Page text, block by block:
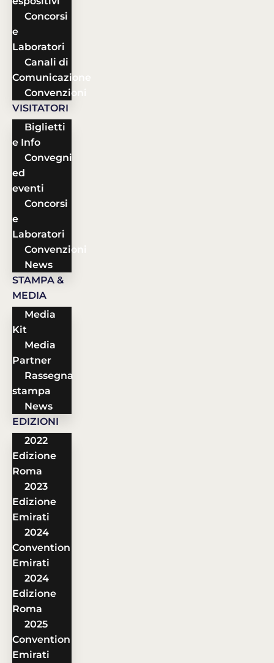
Concorsi
e
Laboratori
Canali di
Comunicazione
Convenzioni
VISITATORI
Biglietti
e Info
Convegni
ed
eventi
Concorsi
e
Laboratori
Convenzioni
News
STAMPA &
MEDIA
Media
Kit
Media
Partner
Rassegna
stampa
News
EDIZIONI
2022
Edizione
Roma
2023
Edizione
Emirati
2024
Convention
Emirati
2024
Edizione
Roma
2025
Convention
Emirati